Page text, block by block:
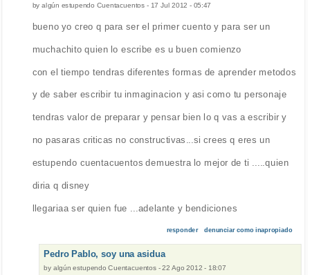
byalgún estupendo Cuentacuentos - 17 Jul 2012 - 05:47
bueno yo creo q para ser el primer cuento y para ser un
muchachito quien lo escribe es u buen comienzo
con el tiempo tendras diferentes formas de aprender metodos
y de saber escribir tu inmaginacion y asi como tu personaje
tendras valor de preparar y pensar bien lo q vas a escribir y
no pasaras criticas no constructivas...si crees q eres un
estupendo cuentacuentos demuestra lo mejor de ti .....quien
diria q disney
llegariaa ser quien fue ...adelante y bendiciones
responder denunciar como inapropiado
Pedro Pablo, soy una asidua
by algún estupendo Cuentacuentos-22 Ago 2012 - 18:07